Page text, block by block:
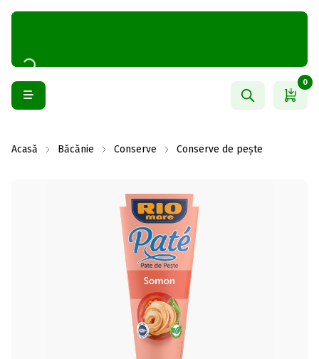
0
Acasă Băcănie Conserve Conserve de pește